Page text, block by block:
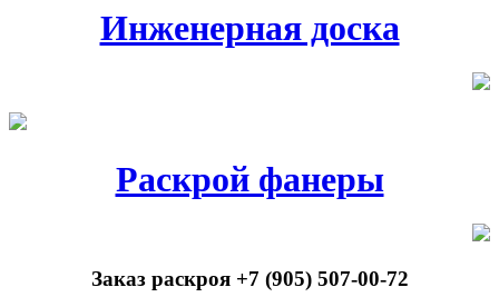
Инженерная доска
Раскрой фанеры
Заказ раскроя +7 (905) 507-00-72